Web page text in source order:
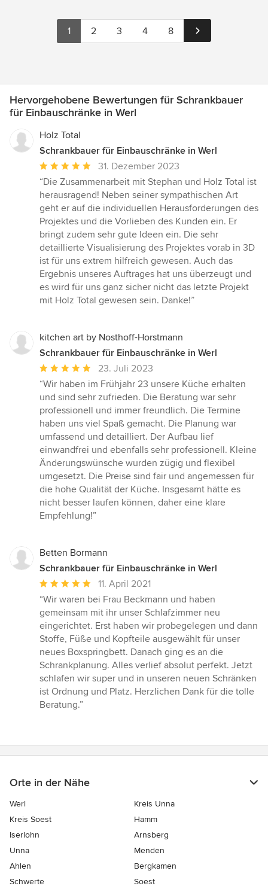
1 2 3 4 8
Hervorgehobene Bewertungen für Schrankbauer
für Einbauschränke in Werl
Holz Total
Schrankbauer für Einbauschränke in Werl
Durchschnittliche
Bewertung:
5
von
5
Sternen
31. Dezember 2023
“Die Zusammenarbeit mit Stephan und Holz Total ist
herausragend! Neben seiner sympathischen Art
geht er auf die individuellen Herausforderungen des
Projektes und die Vorlieben des Kunden ein. Er
bringt zudem sehr gute Ideen ein. Die sehr
detaillierte Visualisierung des Projektes vorab in 3D
ist für uns extrem hilfreich gewesen. Auch das
Ergebnis unseres Auftrages hat uns überzeugt und
es wird für uns ganz sicher nicht das letzte Projekt
mit Holz Total gewesen sein. Danke!”
kitchen art by Nosthoff-Horstmann
Schrankbauer für Einbauschränke in Werl
Durchschnittliche
Bewertung:
5
von
5
Sternen
23. Juli 2023
“Wir haben im Frühjahr 23 unsere Küche erhalten
und sind sehr zufrieden. Die Beratung war sehr
professionell und immer freundlich. Die Termine
haben uns viel Spaß gemacht. Die Planung war
umfassend und detailliert. Der Aufbau lief
einwandfrei und ebenfalls sehr professionell. Kleine
Änderungswünsche wurden zügig und flexibel
umgesetzt. Die Preise sind fair und angemessen für
die hohe Qualität der Küche. Insgesamt hätte es
nicht besser laufen können, daher eine klare
Empfehlung!”
Betten Bormann
Schrankbauer für Einbauschränke in Werl
Durchschnittliche
Bewertung:
5
von
5
Sternen
11. April 2021
“Wir waren bei Frau Beckmann und haben
gemeinsam mit ihr unser Schlafzimmer neu
eingerichtet. Erst haben wir probegelegen und dann
Stoffe, Füße und Kopfteile ausgewählt für unser
neues Boxspringbett. Danach ging es an die
Schrankplanung. Alles verlief absolut perfekt. Jetzt
schlafen wir super und in unseren neuen Schränken
ist Ordnung und Platz. Herzlichen Dank für die tolle
Beratung.”
Orte in der Nähe
Werl
Kreis Unna
Kreis Soest
Hamm
Iserlohn
Arnsberg
Unna
Menden
Ahlen
Bergkamen
Schwerte
Soest